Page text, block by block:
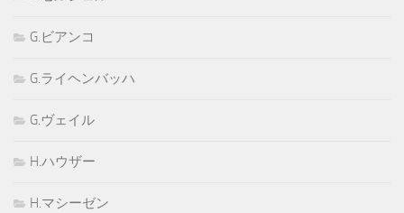
G.ビアンコ
G.ライヘンバッハ
G.ヴェイル
H.ハウザー
H.マシーゼン